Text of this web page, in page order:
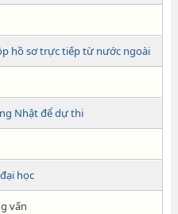
hồ sơ trực tiếp từ nước ngoài
Nhật để dự thi
học
vấn